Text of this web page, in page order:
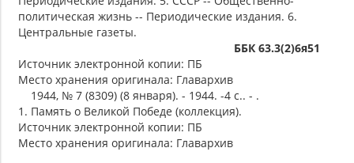
политическая жизнь -- Периодические издания. 6.
Центральные газеты.
ББК 63.3(2)6я51
Источник электронной копии: ПБ
Место хранения оригинала: Главархив
1944, № 7 (8309) (8 января). - 1944. -4 с.. - .
1. Память о Великой Победе (коллекция).
Источник электронной копии: ПБ
Место хранения оригинала: Главархив